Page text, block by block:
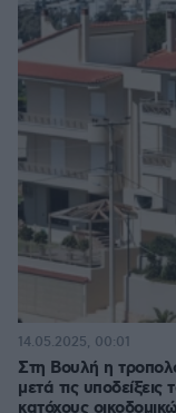
Στη Βουλή η
μετά τις
κατόχους
14.05.2025, 00:01